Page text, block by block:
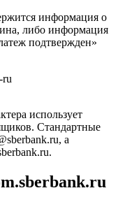
информация о
либо информация
подтвержден»
использует
Стандартные
а